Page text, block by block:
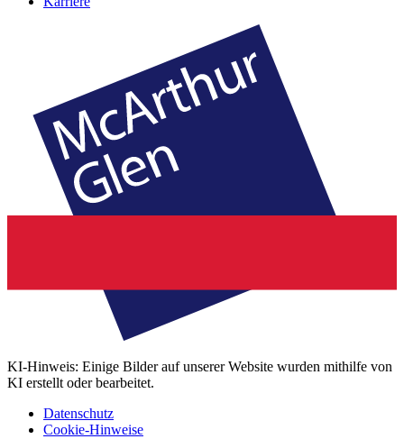
KI-Hinweis: Einige Bilder auf unserer Website wurden mithilfe von
KI erstellt oder bearbeitet.
Datenschutz
Cookie-Hinweise